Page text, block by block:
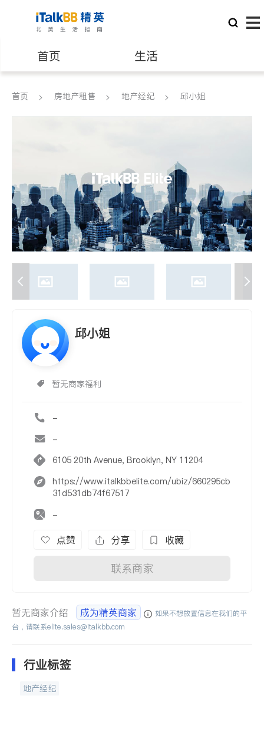
首页 生活
医生 律师
养老 非盈利组织
首页 房地产租售 地产经纪 邱小姐
邱小姐
暂无商家福利
-
-
6105 20th Avenue, Brooklyn, NY 11204
https://www.italkbbelite.com/ubiz/660295cb
31d531db74f67517
-
点赞 分享 收藏
联系商家
暂无商家介绍 成为精英商家
如果不想放置信息在我们的平
台，请联系elite.sales@italkbb.com
行业标签
地产经纪